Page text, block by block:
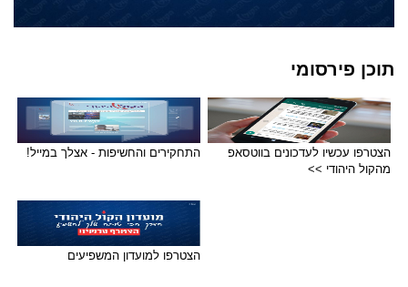
תוכן פירסומי
הצטרפו עכשיו לעדכונים בווטסאפ
מהקול היהודי >>
התחקירים והחשיפות - אצלך במייל!
הצטרפו למועדון המשפיעים